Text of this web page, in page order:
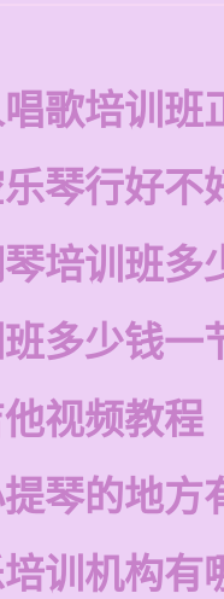
歌培训班
琴行好不
培训班多
多少钱一
视频教程
琴的地方
训机构有